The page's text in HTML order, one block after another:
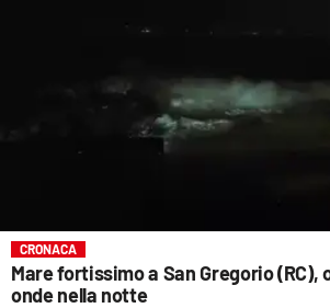
CRONACA
Mare fortissimo a San Gregorio (RC),
onde nella notte